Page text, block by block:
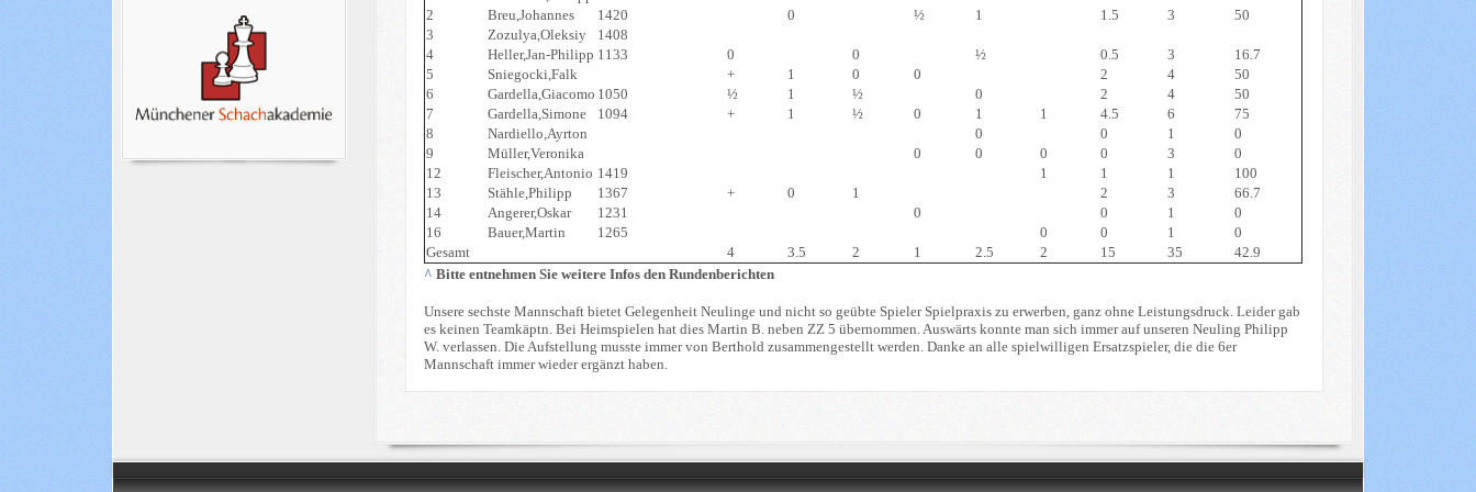
2
Breu,Johannes 1420 0 ½ 1 1.5 3
50
3
Zozulya,Oleksiy
1408
4
Heller,Jan-Philipp 1133 0 0 ½ 0.5 3
16.7
5
Sniegocki,Falk + 1 0 0 2 4
50
6
Gardella,Giacomo 1050 ½ 1 ½ 0 2 4
50
7
Gardella,Simone 1094 + 1 ½ 0 1 1 4.5 6
75
8
Nardiello,Ayrton 0 0 1
0
9
Müller,Veronika 0 0 0 0 3
0
12
Fleischer,Antonio 1419 1 1 1
100
13
Stähle,Philipp 1367 + 0 1 2 3
66.7
14
Angerer,Oskar 1231 0 0 1
0
16
Bauer,Martin 1265 0 0 1
0
Gesamt
4 3.5 2 1 2.5 2 15 35
42.9
^Bitte entnehmen Sie weitere Infos den Rundenberichten
Unsere sechste Mannschaft bietet Gelegenheit Neulinge und nicht so geübte Spieler Spielpraxis zu erwerben, ganz ohne Leistungsdruck. Leider gab
es keinen Teamkäptn. Bei Heimspielen hat dies Martin B. neben ZZ 5 übernommen. Auswärts konnte man sich immer auf unseren Neuling Philipp
W. verlassen. Die Aufstellung musste immer von Berthold zusammengestellt werden. Danke an alle spielwilligen Ersatzspieler, die die 6er
Mannschaft immer wieder ergänzt haben.